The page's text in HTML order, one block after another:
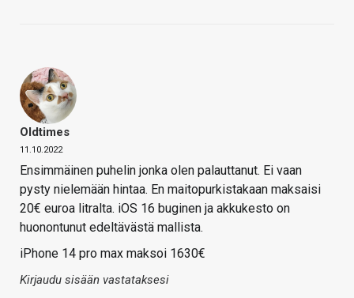
Oldtimes
11.10.2022
Ensimmäinen puhelin jonka olen palauttanut. Ei vaan
pysty nielemään hintaa. En maitopurkistakaan maksaisi
20€ euroa litralta. iOS 16 buginen ja akkukesto on
huonontunut edeltävästä mallista.
iPhone 14 pro max maksoi 1630€
Kirjaudu sisään vastataksesi